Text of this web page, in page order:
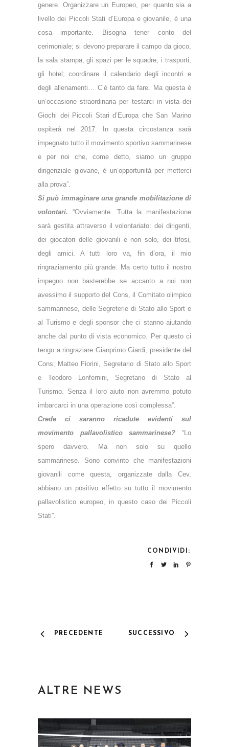
genere. Organizzare un Europeo, per quanto sia a
livello dei Piccoli Stati d’Europa e giovanile, è una
cosa importante. Bisogna tener conto del
cerimoniale; si devono preparare il campo da gioco,
la sala stampa, gli spazi per le squadre, i trasporti,
gli hotel; coordinare il calendario degli incontri e
degli allenamenti… C’è tanto da fare. Ma questa è
un’occasione straordinaria per testarci in vista dei
Giochi dei Piccoli Stari d’Europa che San Marino
ospiterà nel 2017. In questa circostanza sarà
impegnato tutto il movimento sportivo sammarinese
e per noi che, come detto, siamo un gruppo
dirigenziale giovane, è un’opportunità per metterci
alla prova”.
Si può immaginare una grande mobilitazione di
volontari. “Ovviamente. Tutta la manifestazione
sarà gestita attraverso il volontariato: dei dirigenti,
dei giocatori delle giovanili e non solo, dei tifosi,
degli amici. A tutti loro va, fin d’ora, il mio
ringraziamento più grande. Ma certo tutto il nostro
impegno non basterebbe se accanto a noi non
avessimo il supporto del Cons, il Comitato olimpico
sammarinese, delle Segreterie di Stato allo Sport e
al Turismo e degli sponsor che ci stanno aiutando
anche dal punto di vista economico. Per questo ci
tengo a ringraziare Gianprimo Giardi, presidente del
Cons; Matteo Fiorini, Segretario di Stato allo Sport
e Teodoro Lonfernini, Segretario di Stato al
Turismo. Senza il loro aiuto non avremmo potuto
imbarcarci in una operazione così complessa”.
Crede ci saranno ricadute evidenti sul
movimento pallavolistico sammarinese? “Lo
spero davvero. Ma non solo su quello
sammarinese. Sono convinto che manifestazioni
giovanili come questa, organizzate dalla Cev,
abbiano un positivo effetto su tutto il movimento
pallavolistico europeo, in questo caso dei Piccoli
Stati”.
CONDIVIDI:
PRECEDENTE SUCCESSIVO
ALTRE NEWS